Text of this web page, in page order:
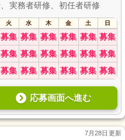
実務者研修、初任者研修
火 水 木 金 土 日
募集 募集 募集 募集 募集 募集
募集 募集 募集 募集 募集 募集
募集 募集 募集 募集 募集 募集
応募画面へ進む
7月28日更新